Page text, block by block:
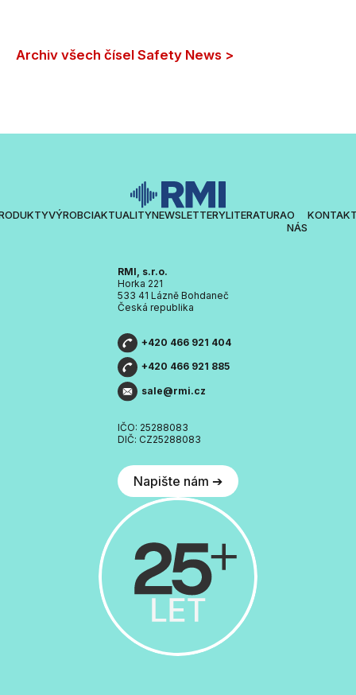
Archiv všech čísel Safety News >
VÝROBCIAKTUALITYNEWSLETTERYLITERATURAO
NÁS
RMI, s.r.o.
Horka 221
533 41 Lázně Bohdaneč
Česká republika
+420 466 921 404
+420 466 921 885
sale@rmi.cz
IČO: 25288083
DIČ: CZ25288083
Napište nám ➔